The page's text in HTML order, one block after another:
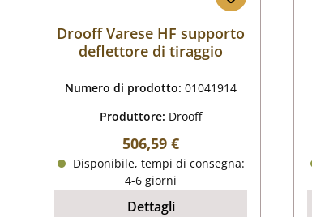
Drooff Varese HF supporto
deflettore di tiraggio
Numero di prodotto:01041914
Produttore: Drooff
Prezzo normale:
506,59 €
Disponibile, tempi di consegna:
4-6 giorni
Dettagli